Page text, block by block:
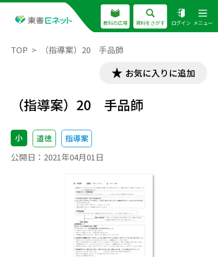
教科の広場 資料をさがす ログイン メニュー
TOP （指導案）20 手品師
お気に入りに追加
（指導案）20 手品師
小 道徳 指導案
公開日： 2021年04月01日